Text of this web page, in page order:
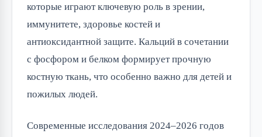
которые играют ключевую роль в зрении,
иммунитете, здоровье костей и
антиоксидантной защите. Кальций в сочетании
с фосфором и белком формирует прочную
костную ткань, что особенно важно для детей и
пожилых людей.
Современные исследования 2024–2026 годов